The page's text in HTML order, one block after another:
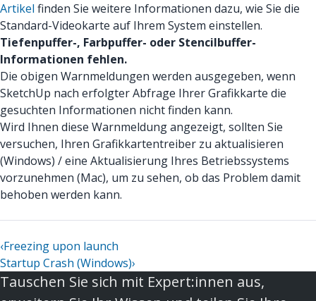
Artikel finden Sie weitere Informationen dazu, wie Sie die
Standard-Videokarte auf Ihrem System einstellen.
Tiefenpuffer-, Farbpuffer- oder Stencilbuffer-
Informationen fehlen.
Die obigen Warnmeldungen werden ausgegeben, wenn
SketchUp nach erfolgter Abfrage Ihrer Grafikkarte die
gesuchten Informationen nicht finden kann.
Wird Ihnen diese Warnmeldung angezeigt, sollten Sie
versuchen, Ihren Grafikkartentreiber zu aktualisieren
(Windows) / eine Aktualisierung Ihres Betriebssystems
vorzunehmen (Mac), um zu sehen, ob das Problem damit
behoben werden kann.
‹Freezing upon launch
Startup Crash (Windows)›
Tauschen Sie sich mit Expert:innen aus,